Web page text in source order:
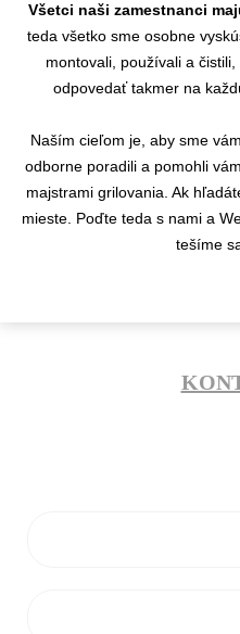
Všetci naši zamestnanci
teda všetko sme osobne
montovali, používali a
odpovedať takmer na
Naším cieľom je, aby sme
odborne poradili a pomohli
majstrami grilovania. Ak
mieste. Poďte teda s nami a
tešíme